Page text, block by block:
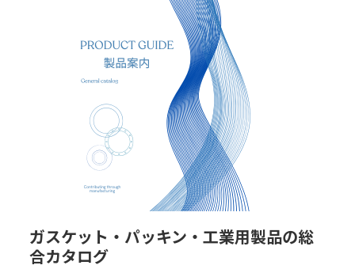
ガスケット・パッキン・工業用製品の総
合カタログ